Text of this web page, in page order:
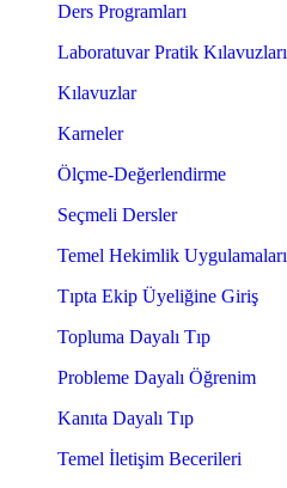
Ders Programları
Laboratuvar Pratik Kılavuzları
Kılavuzlar
Karneler
Ölçme-Değerlendirme
Seçmeli Dersler
Temel Hekimlik Uygulamaları
Tıpta Ekip Üyeliğine Giriş
Topluma Dayalı Tıp
Probleme Dayalı Öğrenim
Kanıta Dayalı Tıp
Temel İletişim Becerileri